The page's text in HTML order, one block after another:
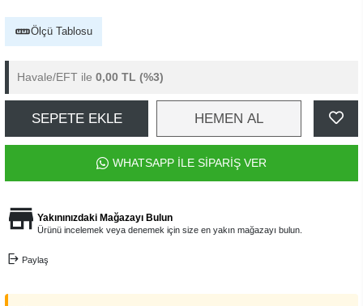
Ölçü Tablosu
Havale/EFT ile 0,00 TL (%3)
SEPETE EKLE HEMEN AL
WHATSAPP İLE SİPARİŞ VER
Yakınınızdaki Mağazayı Bulun
Ürünü incelemek veya denemek için size en yakın mağazayı bulun.
Paylaş